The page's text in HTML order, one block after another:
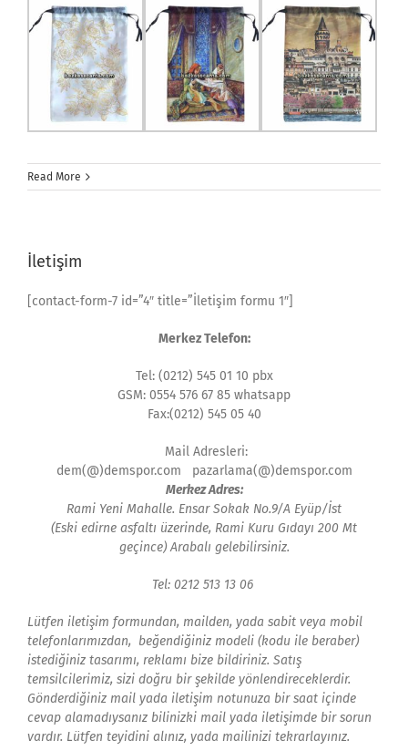
Read More
İletişim
[contact-form-7 id=”4″ title=”İletişim formu 1″]
Merkez Telefon:
Tel: (0212) 545 01 10 pbx
GSM: 0554 576 67 85 whatsapp
Fax:(0212) 545 05 40
Mail Adresleri:
dem(@)demspor.com pazarlama(@)demspor.com
Merkez Adres:
Rami Yeni Mahalle. Ensar Sokak No.9/A Eyüp/İst
(Eski edirne asfaltı üzerinde, Rami Kuru Gıdayı 200 Mt
geçince) Arabalı gelebilirsiniz.
Tel: 0212 513 13 06
Lütfen iletişim formundan, mailden, yada sabit veya mobil
telefonlarımızdan, beğendiğiniz modeli (kodu ile beraber)
istediğiniz tasarımı, reklamı bize bildiriniz. Satış
temsilcilerimiz, sizi doğru bir şekilde yönlendireceklerdir.
Gönderdiğiniz mail yada iletişim notunuza bir saat içinde
cevap alamadıysanız bilinizki mail yada iletişimde bir sorun
vardır. Lütfen teyidini alınız, yada mailinizi tekrarlayınız.